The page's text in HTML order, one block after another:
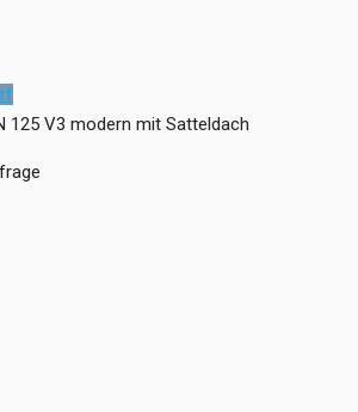
125 V3 modern mit Satteldach